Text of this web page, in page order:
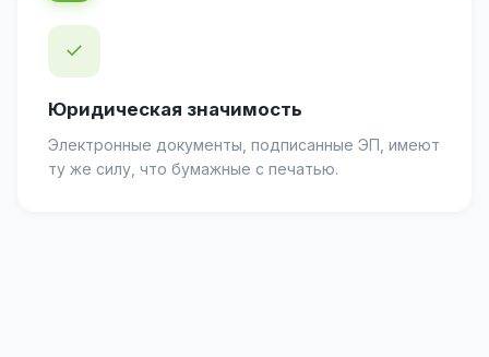
✓
Юридическая значимость
Электронные документы, подписанные ЭП, имеют
ту же силу, что бумажные с печатью.